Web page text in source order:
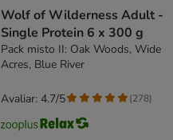
Wolf of Wilderness Adult -
Single Protein 6 x 300 g
Pack misto II: Oak Woods, Wide
Acres, Blue River
Avaliar: 4.7/5 (278)